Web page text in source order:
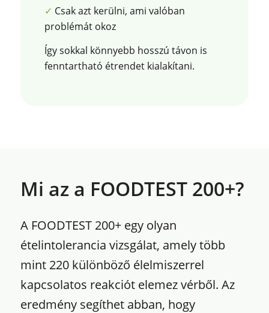
✓ Csak azt kerülni, ami valóban
problémát okoz
Így sokkal könnyebb hosszú távon is
fenntartható étrendet kialakítani.
Mi az a FOODTEST 200+?
A FOODTEST 200+ egy olyan
ételintolerancia vizsgálat, amely több
mint 220 különböző élelmiszerrel
kapcsolatos reakciót elemez vérből. Az
eredmény segíthet abban, hogy